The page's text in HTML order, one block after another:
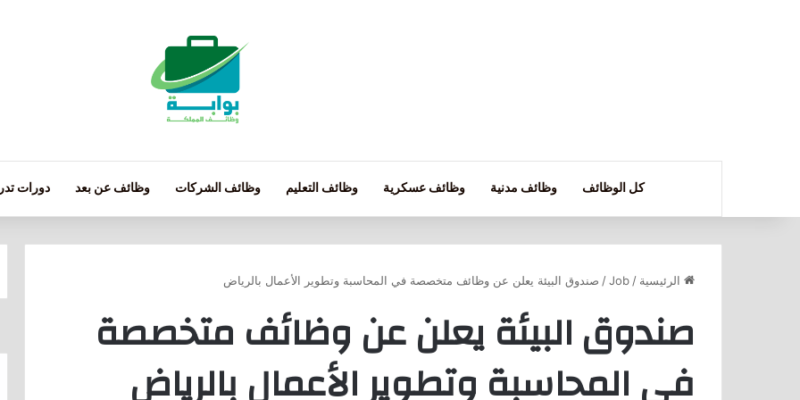
كل الوظائف وظائف مدنية وظائف عسكرية وظائف التعليم وظائف الشركات وظائف عن بعد دورات
الرئيسية /
Job
/ صندوق البيئة يعلن عن وظائف متخصصة في المحاسبة وتطوير الأعمال بالرياض
صندوق البيئة يعلن عن وظائف متخصصة
في المحاسبة وتطوير الأعمال بالرياض